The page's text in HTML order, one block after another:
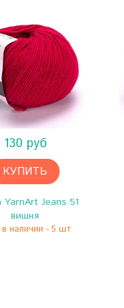
130 руб
КУПИТЬ
Jeans 51
вишня
наличии - 5 шт